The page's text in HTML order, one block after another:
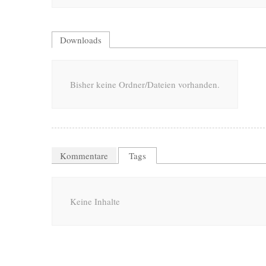
Downloads
Bisher keine Ordner/Dateien vorhanden.
Kommentare Tags
Keine Inhalte